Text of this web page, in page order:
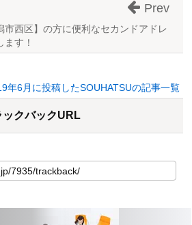
市西区】の方に便利なセカンドアドレ
ます！
Prev
年6月に投稿したSOUHATSUの記事一覧
ックバックURL